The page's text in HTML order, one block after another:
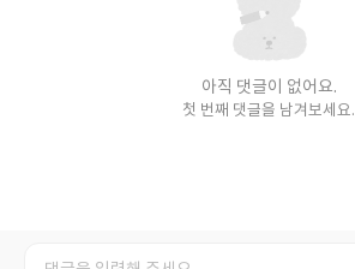
아직 댓글이 없어요.
첫 번째 댓글을 남겨보세요.